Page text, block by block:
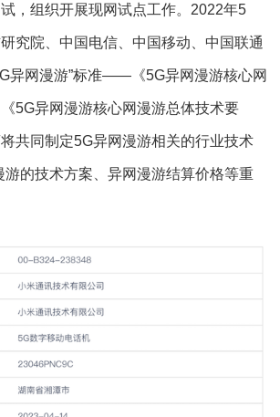
，组织开展现网试点工作。2022年5
究院、中国电信、中国移动、中国联通
异网漫游”标准——《5G异网漫游核心网
5G异网漫游核心网漫游总体技术要
共同制定5G异网漫游相关的行业技术
游的技术方案、异网漫游结算价格等重